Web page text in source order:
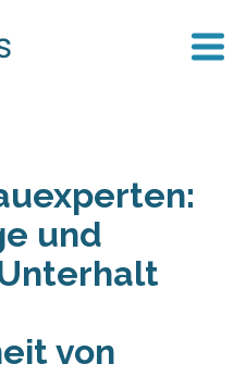
und
von